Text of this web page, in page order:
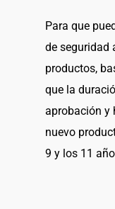
Para que
de seguridad
productos,
que la
aprobación y
nuevo
9 y los 11